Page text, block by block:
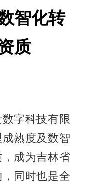
智化转
质
字科技有限
熟度及数智
成为吉林省
同时也是全